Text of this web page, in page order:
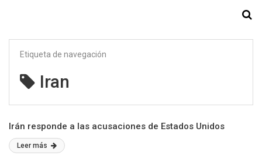
Etiqueta de navegación
Iran
Irán responde a las acusaciones de Estados Unidos
Leer más